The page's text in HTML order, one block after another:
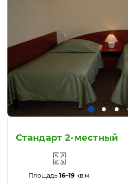
Стандарт 2-местный
Площадь 16–19кв.м.